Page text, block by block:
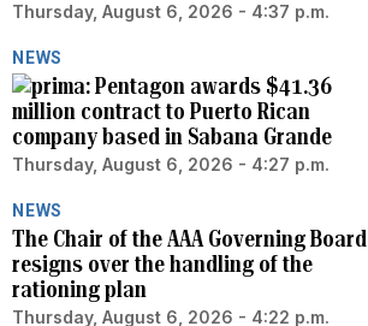
Thursday, August 6, 2026 - 4:37 p.m.
NEWS
Pentagon awards $41.36
million contract to Puerto Rican
company based in Sabana Grande
Thursday, August 6, 2026 - 4:27 p.m.
NEWS
The Chair of the AAA Governing Board
resigns over the handling of the
rationing plan
Thursday, August 6, 2026 - 4:22 p.m.